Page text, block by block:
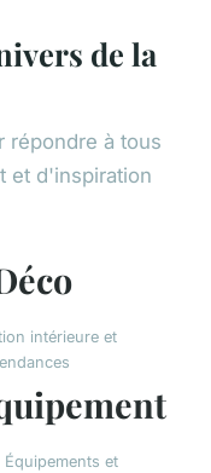
de la
répondre à tous
et d'inspiration
intérieure et
Équipements et